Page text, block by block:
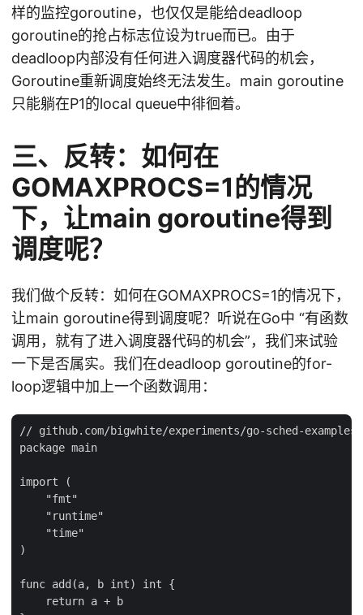
样的监控goroutine，也仅仅是能给deadloop
goroutine的抢占标志位设为true而已。由于
deadloop内部没有任何进入调度器代码的机会，
Goroutine重新调度始终无法发生。main goroutine
只能躺在P1的local queue中徘徊着。
三、反转：如何在
GOMAXPROCS=1的情况
下，让main goroutine得到
调度呢？
我们做个反转：如何在GOMAXPROCS=1的情况下，
让main goroutine得到调度呢？听说在Go中 “有函数
调用，就有了进入调度器代码的机会”，我们来试验
一下是否属实。我们在deadloop goroutine的for-
loop逻辑中加上一个函数调用：
// github.com/bigwhite/experiments/go-sched-examples/
package main
import (
    "fmt"
    "runtime"
    "time"
)
func add(a, b int) int {
    return a + b